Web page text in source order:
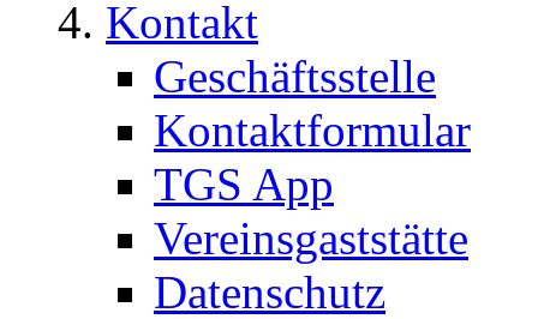
Kontakt
Geschäftsstelle
Kontaktformular
TGS App
Vereinsgaststätte
Datenschutz